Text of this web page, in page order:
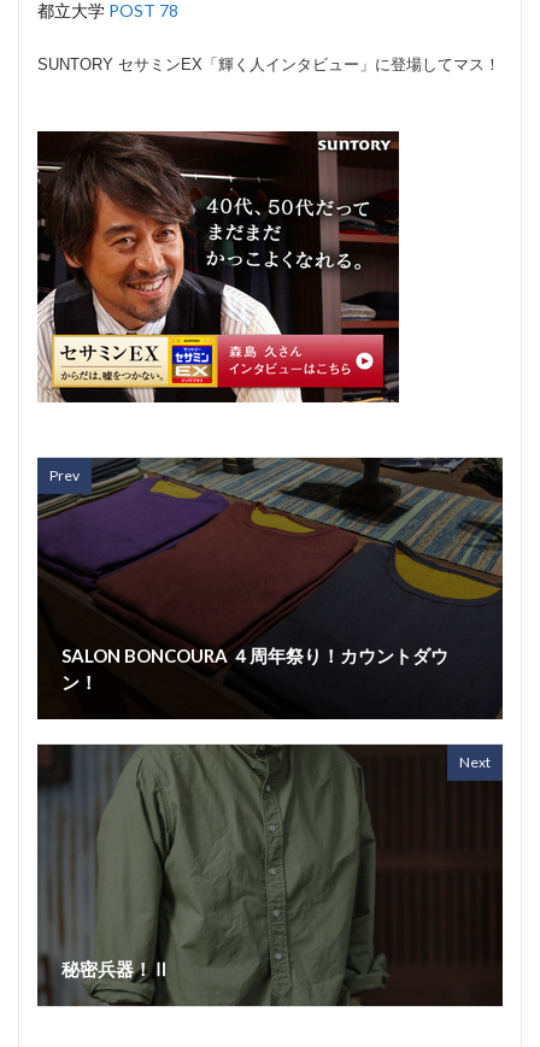
都立大学 POST 78
SUNTORY セサミンEX「輝く人インタビュー」に登場してマス！
Prev
SALON BONCOURA ４周年祭り！カウントダウ
ン！
Next
秘密兵器！Ⅱ